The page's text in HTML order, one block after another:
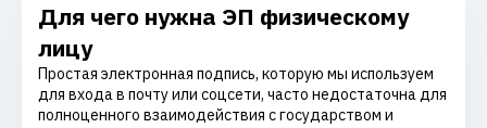
Для чего нужна ЭП физическому
лицу
Простая электронная подпись, которую мы используем
для входа в почту или соцсети, часто недостаточна для
полноценного взаимодействия с государством и